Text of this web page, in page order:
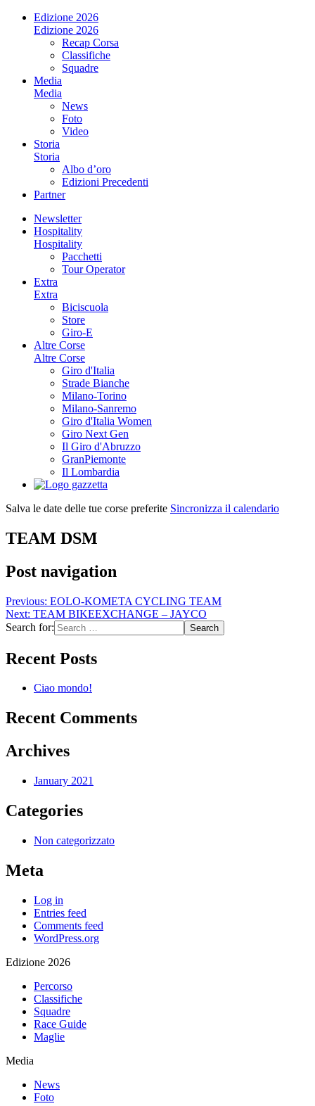
Edizione 2026
Edizione 2026
Recap Corsa
Classifiche
Squadre
Media
Media
News
Foto
Video
Storia
Storia
Albo d’oro
Edizioni Precedenti
Partner
Newsletter
Hospitality
Hospitality
Pacchetti
Tour Operator
Extra
Extra
Biciscuola
Store
Giro-E
Altre Corse
Altre Corse
Giro d'Italia
Strade Bianche
Milano-Torino
Milano-Sanremo
Giro d'Italia Women
Giro Next Gen
Il Giro d'Abruzzo
GranPiemonte
Il Lombardia
Salva le date delle tue corse preferite Sincronizza il calendario
TEAM DSM
Post navigation
Previous: EOLO-KOMETA CYCLING TEAM
Next: TEAM BIKEEXCHANGE – JAYCO
Search for:
Recent Posts
Ciao mondo!
Recent Comments
Archives
January 2021
Categories
Non categorizzato
Meta
Log in
Entries feed
Comments feed
WordPress.org
Edizione 2026
Percorso
Classifiche
Squadre
Race Guide
Maglie
Media
News
Foto